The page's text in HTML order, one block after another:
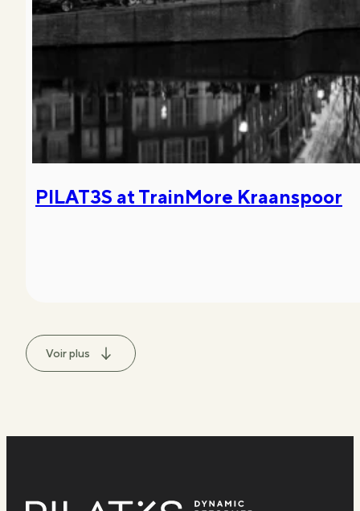
PILAT3S at TrainMore Kraanspoor
Voir plus